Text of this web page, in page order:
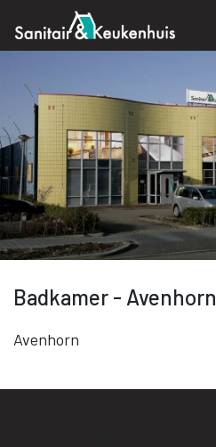
Badkamer - Avenhorn
Avenhorn